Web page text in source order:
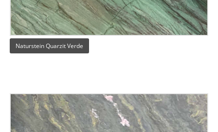
Naturstein Quarzit Verde